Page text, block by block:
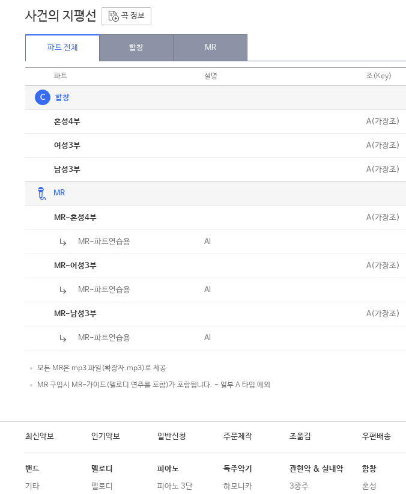
11
12
15
16
18
21
22
28
30
사건의 지평선 곡 정보
파트 전체 합창 MR
파트 설명 조(Key)
C 합창
혼성4부 A(가장조)
여성3부 A(가장조)
남성3부 A(가장조)
MR
MR-혼성4부 A(가장조)
MR-파트연습용 Al
MR-여성3부 A(가장조)
MR-파트연습용 Al
MR-남성3부 A(가장조)
MR-파트연습용 Al
모든 MR은 mp3 파일(확장자.mp3)로 제공
MR 구입시 MR-가이드(멜로디 연주를 포함)가 포함됩니다. - 일부 A 타입 예외
최신악보 인기악보 일반신청 주문제작 조옮김 우편배송
밴드
기타
멜로디
멜로디
피아노
피아노 3단
독주악기
하모니카
관현악 & 실내악
3중주
합창
혼성